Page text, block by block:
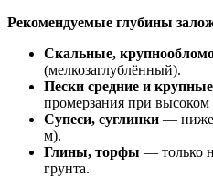
Рекомендуемые глубины
Скальные,
(мелкозаглублённый).
Пески средние и крупные
промерзания при
Супеси, суглинки — ниже
м).
Глины, торфы — только
грунта.